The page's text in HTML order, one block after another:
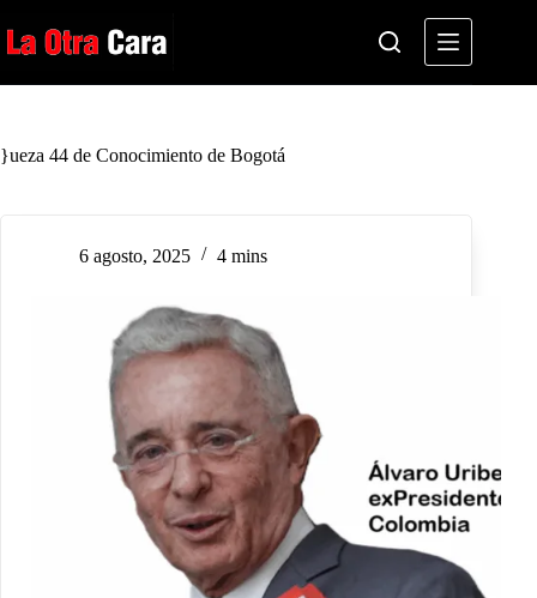
al
contenido
}ueza 44 de Conocimiento de Bogotá
6 agosto, 2025 4 mins